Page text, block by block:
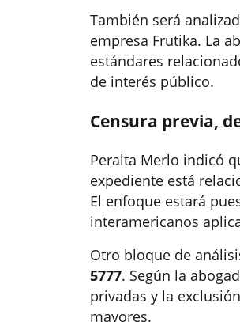
También será
empresa Frutika. La
estándares
de interés público.
Censura previa,
Peralta Merlo indicó
expediente está
El enfoque estará
interamericanos
Otro bloque de
5777. Según la
privadas y la
mayores.